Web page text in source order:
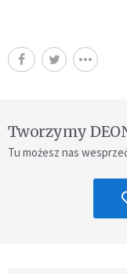
Tworzymy
Tu możesz nas